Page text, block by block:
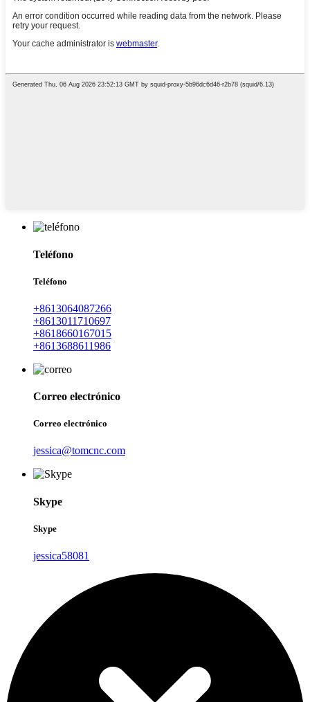
Teléfono
Teléfono
+8613064087266
+8613011710697
+8618660167015
+8613688611986
Correo electrónico
Correo electrónico
jessica@tomcnc.com
Skype
Skype
jessica58081